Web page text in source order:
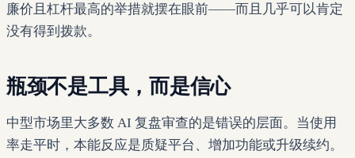
廉价且杠杆最高的举措就摆在眼前——而且几乎可以肯定
没有得到拨款。
瓶颈不是工具，而是信心
中型市场里大多数 AI 复盘审查的是错误的层面。当使用
率走平时，本能反应是质疑平台、增加功能或升级续约。